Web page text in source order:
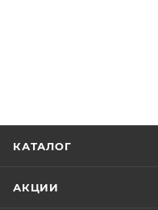
КАТАЛОГ
АКЦИИ